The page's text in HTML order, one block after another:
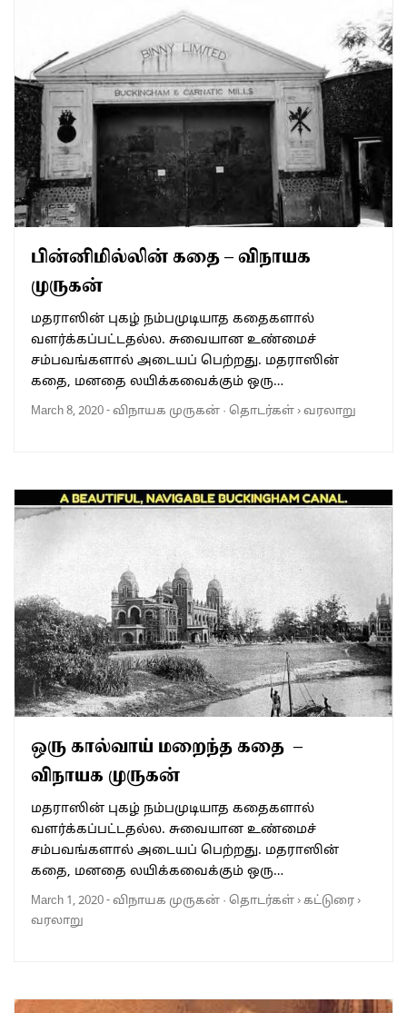
பின்னிமில்லின் கதை – விநாயக
முருகன்
மதராஸின் புகழ் நம்பமுடியாத கதைகளால்
வளர்க்கப்பட்டதல்ல. சுவையான உண்மைச்
சம்பவங்களால் அடையப் பெற்றது. மதராஸின்
கதை, மனதை லயிக்கவைக்கும் ஒரு…
March 8, 2020-விநாயக முருகன் · தொடர்கள்›வரலாறு
ஒரு கால்வாய் மறைந்த கதை –
விநாயக முருகன்
மதராஸின் புகழ் நம்பமுடியாத கதைகளால்
வளர்க்கப்பட்டதல்ல. சுவையான உண்மைச்
சம்பவங்களால் அடையப் பெற்றது. மதராஸின்
கதை, மனதை லயிக்கவைக்கும் ஒரு…
March 1, 2020-விநாயக முருகன் · தொடர்கள்›கட்டுரை›
வரலாறு